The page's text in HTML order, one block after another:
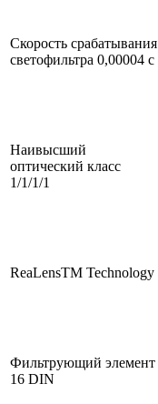
Скорость срабатывания
светофильтра 0,00004 с
Наивысший
оптический класс
1/1/1/1
ReaLensTM Technology
Фильтрующий элемент
16 DIN